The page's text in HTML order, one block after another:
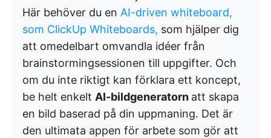
Här behöver du en AI-driven whiteboard,
som ClickUp Whiteboards, som hjälper dig
att omedelbart omvandla idéer från
brainstormingsessionen till uppgifter. Och
om du inte riktigt kan förklara ett koncept,
be helt enkelt AI-bildgeneratorn att skapa
en bild baserad på din uppmaning. Det är
den ultimata appen för arbete som gör att